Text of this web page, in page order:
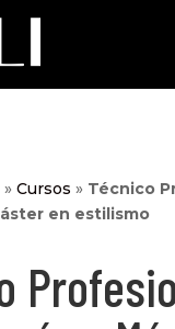
» Cursos » Técnico
en estilismo